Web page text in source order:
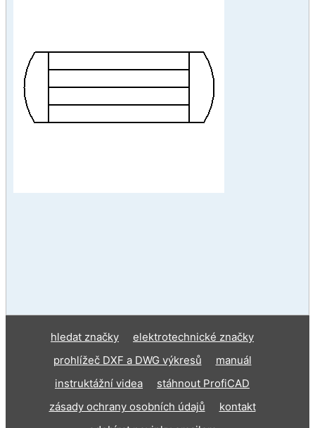
hledat značky
elektrotechnické značky
prohlížeč DXF a DWG výkresů
manuál
instruktážní videa
stáhnout ProfiCAD
zásady ochrany osobních údajů
kontakt